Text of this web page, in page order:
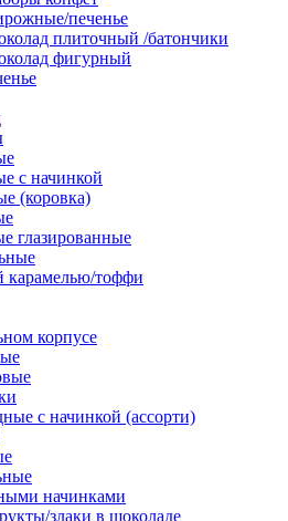
печенье
плиточный /батончики
фигурный
с начинкой
(коровка)
глазированные
карамелью/тоффи
корпусе
с начинкой (ассорти)
начинками
злаки в шоколаде